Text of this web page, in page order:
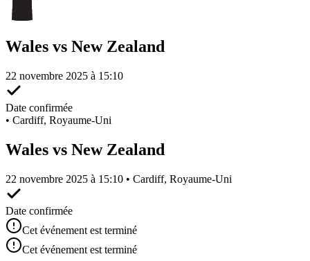
Wales vs New Zealand
22 novembre 2025 à 15:10
Date confirmée
• Cardiff, Royaume-Uni
Wales vs New Zealand
22 novembre 2025 à 15:10 • Cardiff, Royaume-Uni
Date confirmée
Cet événement est terminé
Cet événement est terminé